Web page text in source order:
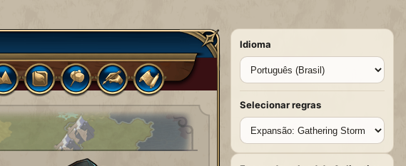
Idioma
Selecionar regras